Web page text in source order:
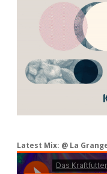
Latest Mix: @ La